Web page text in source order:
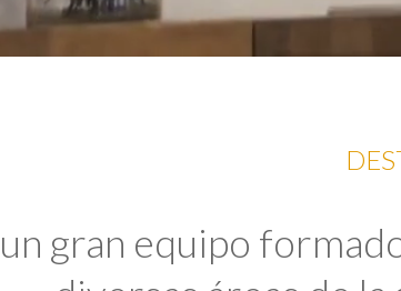
gran equipo